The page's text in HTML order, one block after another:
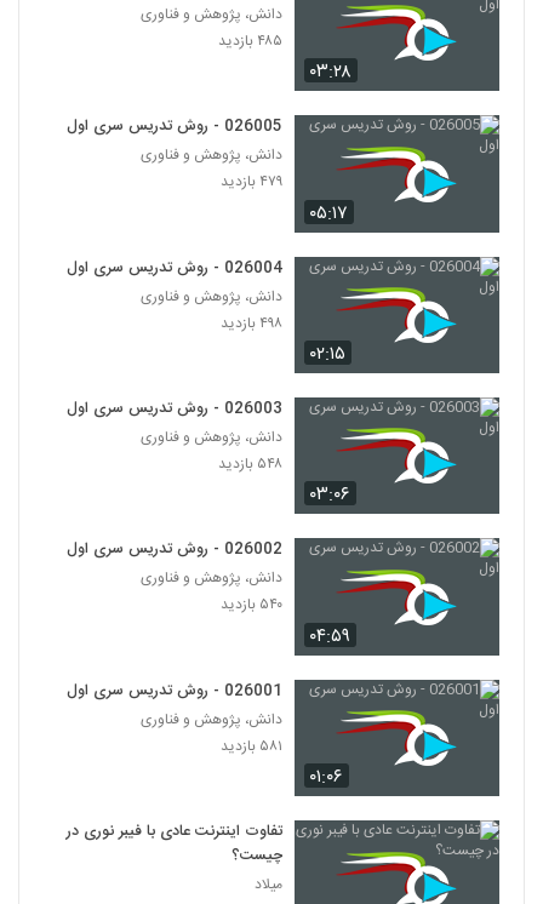
026026 - Developing the 4 C's
through PBL
026027 - Teaching Methods for
Inspiring the Students of the Future
28
Learner
29
2.Characteristics of the Adult
026030 - Andragogy: 3.Strategies
for Instruction
۳۱۱ بازدید
31
026031 - Andragogy: 4.Andragogy vs
Pedagogy (A Comparison of
Learners)
Pedagogy (A Comparison of
۲۷۷ بازدید
026033 - Neuroscience and learning
workshop
۲۵۹ بازدید
34
026034 - How Students Learn:
Strategies for Teaching from the
Psychology of Learning
۰۳:۲۸
دانش، پژوهش و فناوری
۴۸۵ بازدید
۰۵:۱۷
026005 - روش تدریس سری اول
دانش، پژوهش و فناوری
۴۷۹ بازدید
۰۲:۱۵
026004 - روش تدریس سری اول
دانش، پژوهش و فناوری
۴۹۸ بازدید
۰۳:۰۶
026003 - روش تدریس سری اول
دانش، پژوهش و فناوری
۵۴۸ بازدید
۰۴:۵۹
026002 - روش تدریس سری اول
دانش، پژوهش و فناوری
۵۴۰ بازدید
۰۱:۰۶
026001 - روش تدریس سری اول
دانش، پژوهش و فناوری
۵۸۱ بازدید
تفاوت اینترنت عادی با فیبر نوری در
چیست؟
میلاد